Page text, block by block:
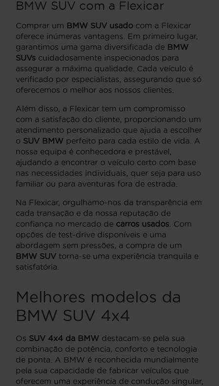
BMW SUV com a Flexicar
Comprar um BMW SUV usado com a Flexicar
oferece inúmeras vantagens. Em primeiro lugar,
garantimos uma gama diversificada de BMW
SUVs cuidadosamente inspecionados para
assegurar a máxima qualidade. Cada veículo é
verificado por especialistas, assegurando que só
oferecemos o melhor aos nossos clientes.
Além disso, a Flexicar tem um compromisso
com a satisfação do cliente, proporcionando um
atendimento personalizado que ajuda a escolher
o SUV BMW perfeito para cada estilo de vida. A
nossa equipa é conhecedora e prestável,
ajudando a encontrar o veículo certo com base
nas necessidades individuais, quer seja para uso
familiar ou para aventuras fora de estrada.
Na Flexicar, orgulhamo-nos da transparência em
cada transação e da nossa reputação de
confiança no mercado de carros usados . Com
opções de test-drive disponíveis e uma
abordagem sem pressões, a compra de um
BMW SUV torna-se uma experiência tranquila e
satisfatória.
Melhores modelos da
BMW SUV 4x4
Os SUV 4x4 da BMW destacam-se pela sua
combinação de potência, conforto e tecnologia
de ponta. A BMW é reconhecida mundialmente
pela sua capacidade de fabricar veículos que
oferecem uma experiência de condução singular,